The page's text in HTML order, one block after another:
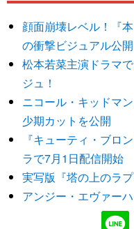
顔面崩壊レベル！『
の衝撃ビジュアル公開
松本若菜主演ドラマ
ジュ！
ニコール・キッドマ
少期カットを公開
『キューティ・ブロ
ラで7月1日配信開始
実写版『塔の上のラ
アンジー・エヴァー